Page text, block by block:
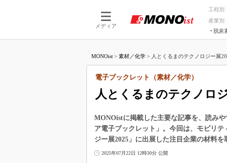
メディア
工程別：
産業別：
脱炭
つながる工場
つながるサービス
AI×設備保全
MONOist > 素材／化学 > 人とくるまのテクノロジー展
人とくるまのテクノロ
電子ブックレット（素材／化学）
MONOistに掲載した主要な記事を、読み
ア電子ブックレット」。今回は、モビリ
ジー展2025」に出展した注目企業の材料を
2025年07月22日 12時30分 公開